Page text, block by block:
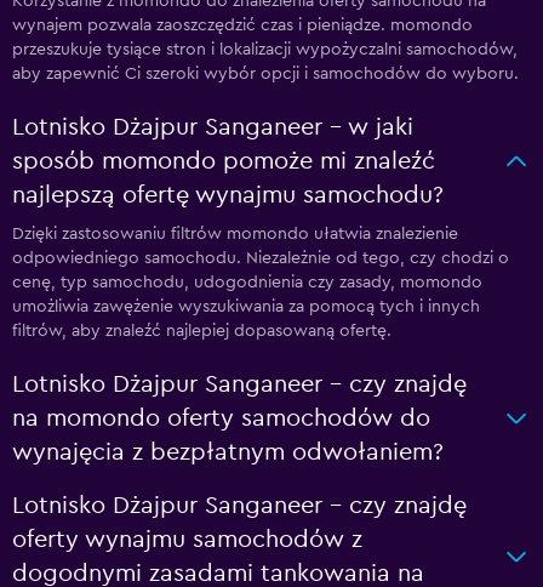
wynajem pozwala zaoszczędzić czas i pieniądze. momondo
przeszukuje tysiące stron i lokalizacji wypożyczalni samochodów,
aby zapewnić Ci szeroki wybór opcji i samochodów do wyboru.
Lotnisko Dżajpur Sanganeer – w jaki
sposób momondo pomoże mi znaleźć
najlepszą ofertę wynajmu samochodu?
Dzięki zastosowaniu filtrów momondo ułatwia znalezienie
odpowiedniego samochodu. Niezależnie od tego, czy chodzi o
cenę, typ samochodu, udogodnienia czy zasady, momondo
umożliwia zawężenie wyszukiwania za pomocą tych i innych
filtrów, aby znaleźć najlepiej dopasowaną ofertę.
Lotnisko Dżajpur Sanganeer – czy znajdę
na momondo oferty samochodów do
wynajęcia z bezpłatnym odwołaniem?
Lotnisko Dżajpur Sanganeer – czy znajdę
oferty wynajmu samochodów z
dogodnymi zasadami tankowania na